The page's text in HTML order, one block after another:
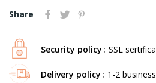
Share
Security policy SSL
Delivery policy 1-2